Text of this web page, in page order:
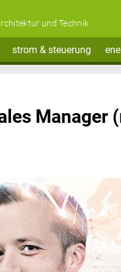
und Technik
strom & steuerung
Manager